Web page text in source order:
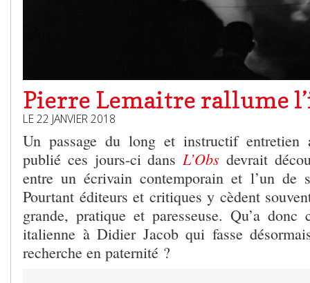
Pierre Lemaitre rallume
LE 22 JANVIER 2018
Un passage du long et instructif entretien
publié ces jours-ci dans L’Obs devrait
entre un écrivain contemporain et l’un de
Pourtant éditeurs et critiques y cèdent
grande, pratique et paresseuse. Qu’a donc
italienne à Didier Jacob qui fasse
recherche en paternité ?